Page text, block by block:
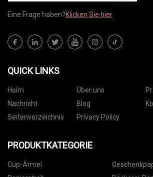
Eine Frage haben?Klicken Sie hier
QUICK LINKS
Heim Über uns
Nachricht
Blog
Seitenverzeichnis
Privacy Policy
PRODUKTKATEGORIE
Cup-Ärmel